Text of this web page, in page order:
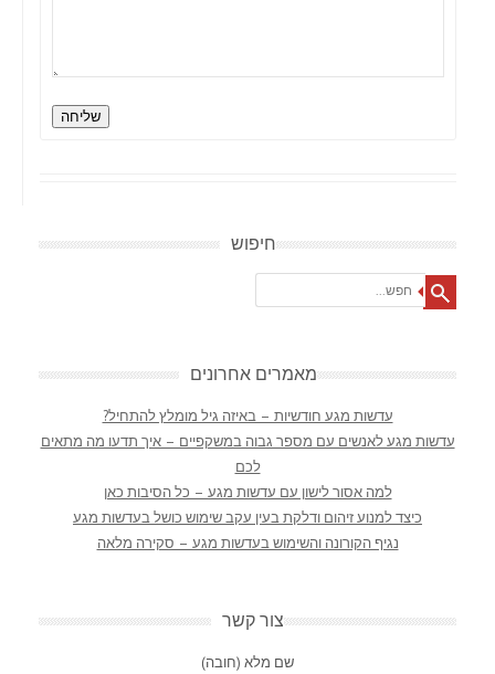
שליחה
חיפוש
מאמרים אחרונים
עדשות מגע חודשיות – באיזה גיל מומלץ להתחיל?
עדשות מגע לאנשים עם מספר גבוה במשקפיים – איך תדעו מה מתאים
לכם
למה אסור לישון עם עדשות מגע – כל הסיבות כאן
כיצד למנוע זיהום ודלקת בעין עקב שימוש כושל בעדשות מגע
נגיף הקורונה והשימוש בעדשות מגע – סקירה מלאה
צור קשר
שם מלא (חובה)